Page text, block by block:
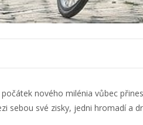
nového milénia vůbec
své zisky, jedni hromadí a